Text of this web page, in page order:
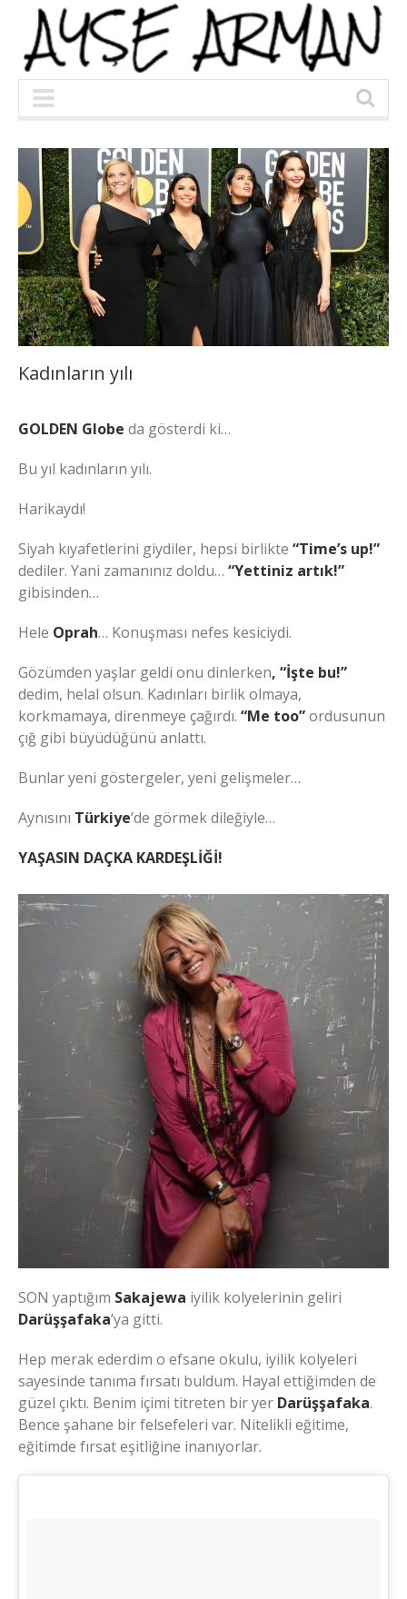
Kadınların yılı
GOLDEN Globe da gösterdi ki…
Bu yıl kadınların yılı.
Harikaydı!
Siyah kıyafetlerini giydiler, hepsi birlikte “Time’s up!”
dediler. Yani zamanınız doldu… “Yettiniz artık!”
gibisinden…
Hele Oprah… Konuşması nefes kesiciydi.
Gözümden yaşlar geldi onu dinlerken, “İşte bu!”
dedim, helal olsun. Kadınları birlik olmaya,
korkmamaya, direnmeye çağırdı. “Me too”ordusunun
çığ gibi büyüdüğünü anlattı.
Bunlar yeni göstergeler, yeni gelişmeler…
Aynısını Türkiye’de görmek dileğiyle…
YAŞASIN DAÇKA KARDEŞLİĞİ!
SON yaptığım Sakajewa iyilik kolyelerinin geliri
Darüşşafaka’ya gitti.
Hep merak ederdim o efsane okulu, iyilik kolyeleri
sayesinde tanıma fırsatı buldum. Hayal ettiğimden de
güzel çıktı. Benim içimi titreten bir yer Darüşşafaka.
Bence şahane bir felsefeleri var. Nitelikli eğitime,
eğitimde fırsat eşitliğine inanıyorlar.